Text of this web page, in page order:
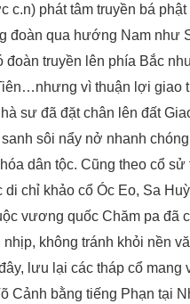
c.n) phát tâm truyền bá
đoàn qua hướng Nam như
đoàn truyền lên phía Bắc
vì thuận lợi giao
sư đã đặt chân lên đất
sôi nẩy nở nhanh
dân tộc. Cũng theo cổ
di chỉ khảo cổ Óc Eo, Sa
vương quốc Chăm pa đã
không tránh khỏi nền
lưu lại các tháp cổ mang
Cảnh bằng tiếng Phạn tại